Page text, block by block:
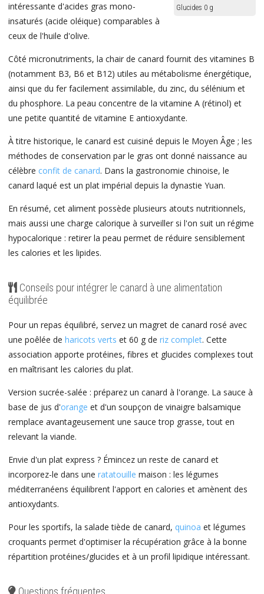
Glucides 0 g
intéressante d'acides gras mono-
insaturés (acide oléique) comparables à
ceux de l'huile d'olive.
Côté micronutriments, la chair de canard fournit des vitamines B
(notamment B3, B6 et B12) utiles au métabolisme énergétique,
ainsi que du fer facilement assimilable, du zinc, du sélénium et
du phosphore. La peau concentre de la vitamine A (rétinol) et
une petite quantité de vitamine E antioxydante.
À titre historique, le canard est cuisiné depuis le Moyen Âge ; les
méthodes de conservation par le gras ont donné naissance au
célèbre confit de canard. Dans la gastronomie chinoise, le
canard laqué est un plat impérial depuis la dynastie Yuan.
En résumé, cet aliment possède plusieurs atouts nutritionnels,
mais aussi une charge calorique à surveiller si l'on suit un régime
hypocalorique : retirer la peau permet de réduire sensiblement
les calories et les lipides.
Conseils pour intégrer le canard à une alimentation
équilibrée
Pour un repas équilibré, servez un magret de canard rosé avec
une poêlée de haricots verts et 60 g de riz complet. Cette
association apporte protéines, fibres et glucides complexes tout
en maîtrisant les calories du plat.
Version sucrée-salée : préparez un canard à l'orange. La sauce à
base de jus d'orange et d'un soupçon de vinaigre balsamique
remplace avantageusement une sauce trop grasse, tout en
relevant la viande.
Envie d'un plat express ? Émincez un reste de canard et
incorporez-le dans une ratatouille maison : les légumes
méditerranéens équilibrent l'apport en calories et amènent des
antioxydants.
Pour les sportifs, la salade tiède de canard, quinoa et légumes
croquants permet d'optimiser la récupération grâce à la bonne
répartition protéines/glucides et à un profil lipidique intéressant.
Questions fréquentes